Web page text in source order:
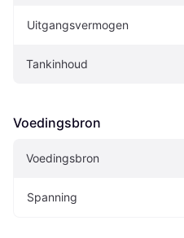
Uitgangsvermogen
Tankinhoud
Voedingsbron
Voedingsbron
Spanning